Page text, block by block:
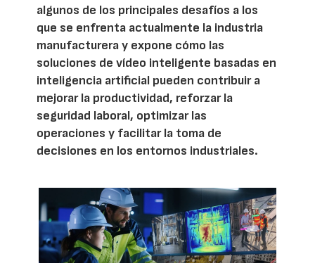
algunos de los principales desafíos a los
que se enfrenta actualmente la industria
manufacturera y expone cómo las
soluciones de vídeo inteligente basadas en
inteligencia artificial pueden contribuir a
mejorar la productividad, reforzar la
seguridad laboral, optimizar las
operaciones y facilitar la toma de
decisiones en los entornos industriales.